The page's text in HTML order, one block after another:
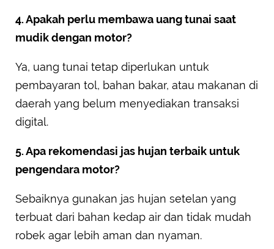
4. Apakah perlu membawa uang tunai saat
mudik dengan motor?
Ya, uang tunai tetap diperlukan untuk
pembayaran tol, bahan bakar, atau makanan di
daerah yang belum menyediakan transaksi
digital.
5. Apa rekomendasi jas hujan terbaik untuk
pengendara motor?
Sebaiknya gunakan jas hujan setelan yang
terbuat dari bahan kedap air dan tidak mudah
robek agar lebih aman dan nyaman.